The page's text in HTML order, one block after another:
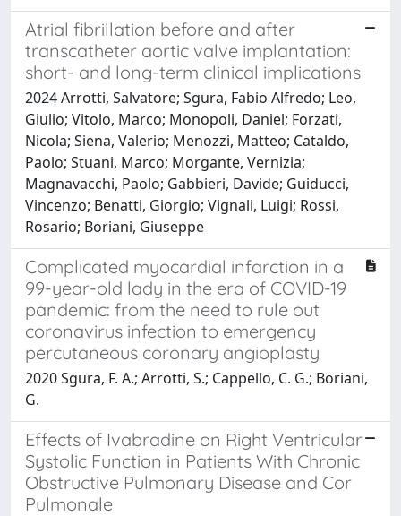
Atrial fibrillation before and after
transcatheter aortic valve implantation:
short- and long-term clinical implications
2024 Arrotti, Salvatore; Sgura, Fabio Alfredo; Leo,
Giulio; Vitolo, Marco; Monopoli, Daniel; Forzati,
Nicola; Siena, Valerio; Menozzi, Matteo; Cataldo,
Paolo; Stuani, Marco; Morgante, Vernizia;
Magnavacchi, Paolo; Gabbieri, Davide; Guiducci,
Vincenzo; Benatti, Giorgio; Vignali, Luigi; Rossi,
Rosario; Boriani, Giuseppe
Complicated myocardial infarction in a
99-year-old lady in the era of COVID-19
pandemic: from the need to rule out
coronavirus infection to emergency
percutaneous coronary angioplasty
2020 Sgura, F. A.; Arrotti, S.; Cappello, C. G.; Boriani,
G.
Effects of Ivabradine on Right Ventricular
Systolic Function in Patients With Chronic
Obstructive Pulmonary Disease and Cor
Pulmonale